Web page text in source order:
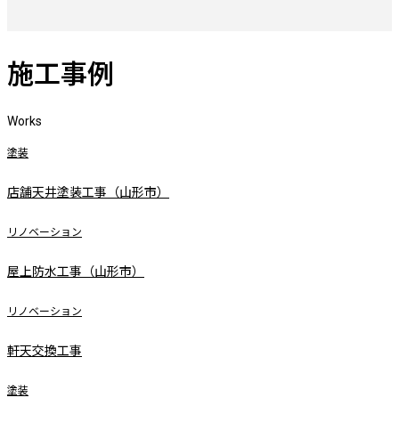
施工事例
Works
塗装
店舗天井塗装工事（山形市）
リノベーション
屋上防水工事（山形市）
リノベーション
軒天交換工事
塗装